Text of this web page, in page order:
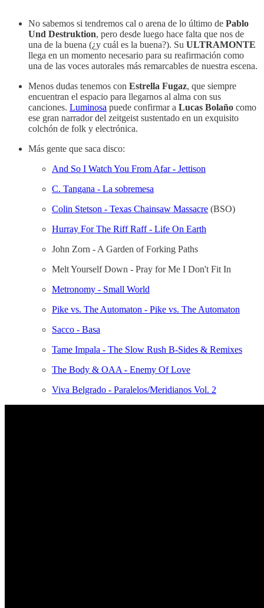
No sabemos si tendremos cal o arena de lo último de Pablo
Und Destruktion, pero desde luego hace falta que nos de
una de la buena (¿y cuál es la buena?). Su ULTRAMONTE
llega en un momento necesario para su reafirmación como
una de las voces autorales más remarcables de nuestra escena.
Menos dudas tenemos con Estrella Fugaz, que siempre
encuentran el espacio para llegarnos al alma con sus
canciones. Luminosa puede confirmar a Lucas Bolaño como
ese gran narrador del zeitgeist sustentado en un exquisito
colchón de folk y electrónica.
Más gente que saca disco:
And So I Watch You From Afar - Jettison
C. Tangana - La sobremesa
Colin Stetson - Texas Chainsaw Massacre (BSO)
Hurray For The Riff Raff - Life On Earth
John Zorn - A Garden of Forking Paths
Melt Yourself Down - Pray for Me I Don't Fit In
Metronomy - Small World
Pike vs. The Automaton - Pike vs. The Automaton
Sacco - Basa
Tame Impala - The Slow Rush B-Sides & Remixes
The Body & OAA - Enemy Of Love
Viva Belgrado - Paralelos/Meridianos Vol. 2